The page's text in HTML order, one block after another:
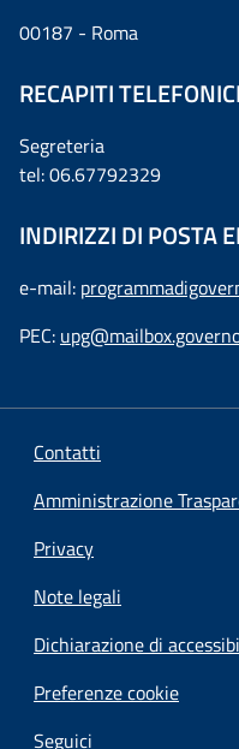
00187 - Roma
RECAPITI TELEFONICI
Segreteria
tel: 06.67792329
INDIRIZZI DI POSTA
e-mail:
PEC:
Contatti
Amministrazione
Privacy
Note legali
Dichiarazione di
Preferenze cookie
Seguici